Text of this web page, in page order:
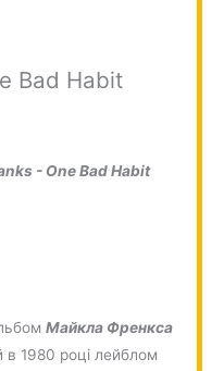
Bad Habit
- One Bad Habit
Майкла Френкса
в 1980 році лейблом